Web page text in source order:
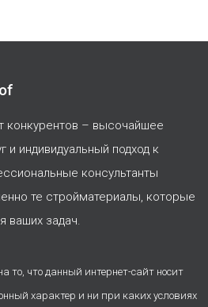
конкурентов – высочайшее
и индивидуальный подход к
консультанты
те стройматериалы, которые
ваших задач.
что данный интернет-сайт носит
характер и ни при каких условиях